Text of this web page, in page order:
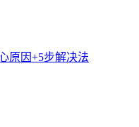
原因+5步解决法